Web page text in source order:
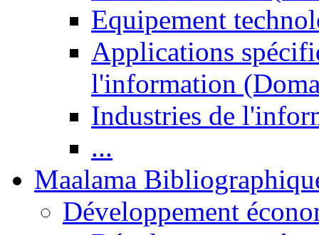
Equipement
Applications
l'information
Industries de
...
Maalama
Développement